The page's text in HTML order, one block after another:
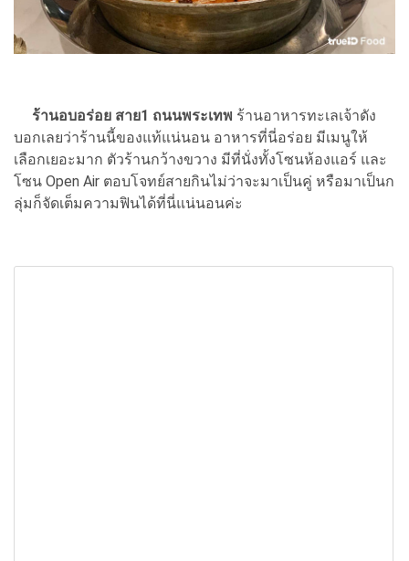
ร้านอบอร่อย สาย1 ถนนพระเทพ ร้านอาหารทะเลเจ้าดัง
บอกเลยว่าร้านนี้ของแท้แน่นอน อาหารที่นี่อร่อย มีเมนูให้
เลือกเยอะมาก ตัวร้านกว้างขวาง มีที่นั่งทั้งโซนห้องแอร์ และ
โซน Open Air ตอบโจทย์สายกินไม่ว่าจะมาเป็นคู่ หรือมาเป็นก
ลุ่มก็จัดเต็มความฟินได้ที่นี่แน่นอนค่ะ